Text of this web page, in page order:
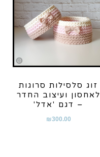
זוג סלסילות סרוגות
לאחסון ועיצוב החדר
– דגם 'אדל'
₪300.00